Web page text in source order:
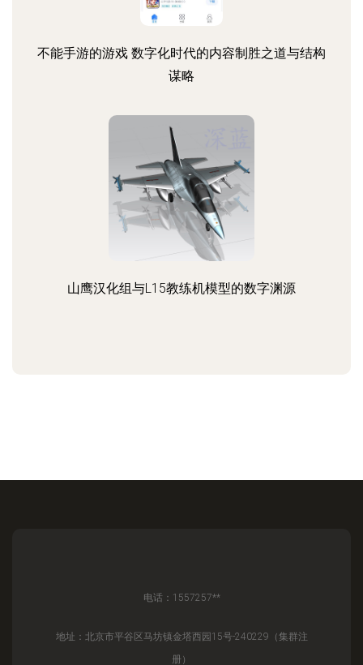
不能手游的游戏 数字化时代的内容制胜之道与结构
谋略
山鹰汉化组与L15教练机模型的数字渊源
电话：1557257**
地址：北京市平谷区马坊镇金塔西园15号-240229（集群注
册）